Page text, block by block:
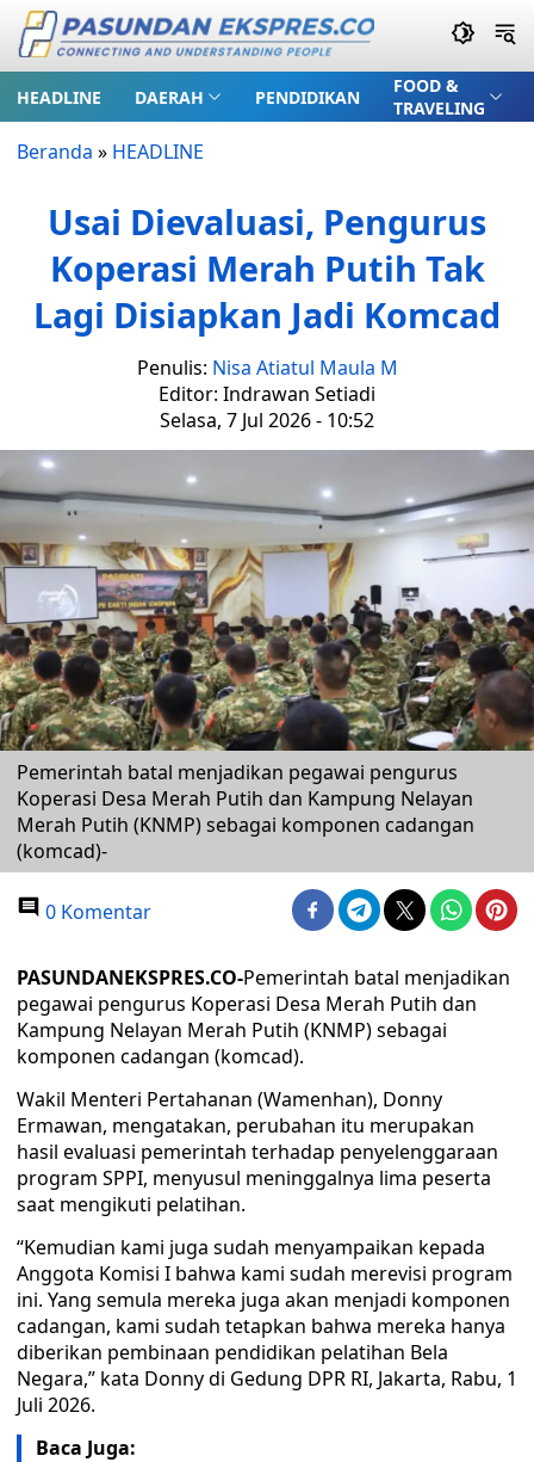
HEADLINE DAERAH PENDIDIKAN
FOOD &
TRAVELING
Beranda » HEADLINE
Usai Dievaluasi, Pengurus
Koperasi Merah Putih Tak
Lagi Disiapkan Jadi Komcad
Penulis: Nisa Atiatul Maula M
Editor: Indrawan Setiadi
Selasa, 7 Jul 2026 - 10:52
Pemerintah batal menjadikan pegawai pengurus
Koperasi Desa Merah Putih dan Kampung Nelayan
Merah Putih (KNMP) sebagai komponen cadangan
(komcad)-
0 Komentar
PASUNDANEKSPRES.CO-Pemerintah batal menjadikan
pegawai pengurus Koperasi Desa Merah Putih dan
Kampung Nelayan Merah Putih (KNMP) sebagai
komponen cadangan (komcad).
Wakil Menteri Pertahanan (Wamenhan), Donny
Ermawan, mengatakan, perubahan itu merupakan
hasil evaluasi pemerintah terhadap penyelenggaraan
program SPPI, menyusul meninggalnya lima peserta
saat mengikuti pelatihan.
“Kemudian kami juga sudah menyampaikan kepada
Anggota Komisi I bahwa kami sudah merevisi program
ini. Yang semula mereka juga akan menjadi komponen
cadangan, kami sudah tetapkan bahwa mereka hanya
diberikan pembinaan pendidikan pelatihan Bela
Negara,” kata Donny di Gedung DPR RI, Jakarta, Rabu, 1
Juli 2026.
Baca Juga: